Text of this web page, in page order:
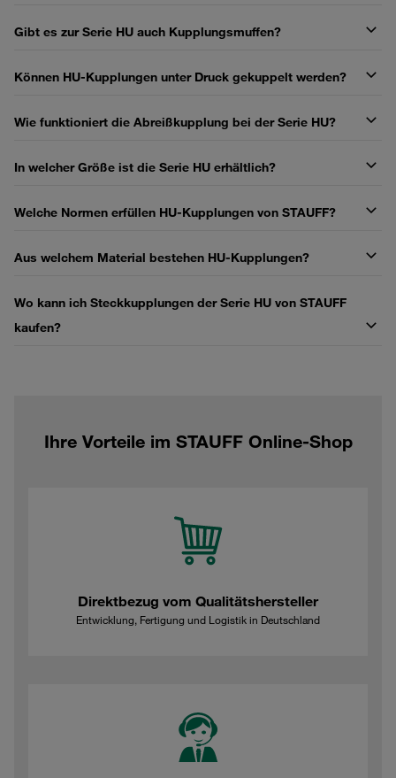
Gibt es zur Serie HU auch Kupplungsmuffen?
Können HU-Kupplungen unter Druck gekuppelt werden?
Wie funktioniert die Abreißkupplung bei der Serie HU?
In welcher Größe ist die Serie HU erhältlich?
Welche Normen erfüllen HU-Kupplungen von STAUFF?
Aus welchem Material bestehen HU-Kupplungen?
Wo kann ich Steckkupplungen der Serie HU von STAUFF
kaufen?
Ihre Vorteile im STAUFF Online-Shop
Direktbezug vom Qualitätshersteller
Entwicklung, Fertigung und Logistik in Deutschland